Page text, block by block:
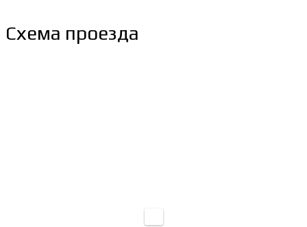
Схема проезда